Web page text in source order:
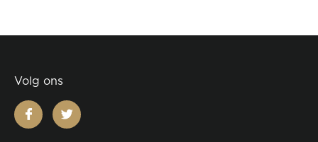
Volg ons
facebooktwitter